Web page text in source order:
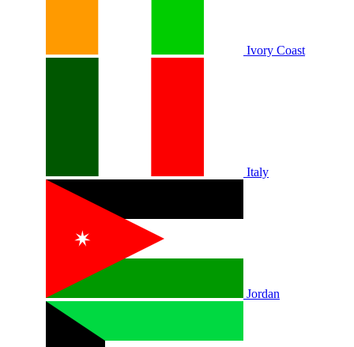
Ivory Coast
Italy
Jordan